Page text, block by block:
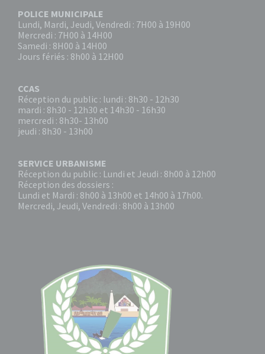
POLICE MUNICIPALE
Lundi, Mardi, Jeudi, Vendredi : 7H00 à 19H00
Mercredi : 7H00 à 14H00
Samedi : 8H00 à 14H00
Jours fériés : 8h00 à 12H00
CCAS
Réception du public : lundi : 8h30 - 12h30
mardi : 8h30 - 12h30 et 14h30 - 16h30
mercredi : 8h30- 13h00
jeudi : 8h30 - 13h00
SERVICE URBANISME
Réception du public : Lundi et Jeudi : 8h00 à 12h00
Réception des dossiers :
Lundi et Mardi : 8h00 à 13h00 et 14h00 à 17h00.
Mercredi, Jeudi, Vendredi : 8h00 à 13h00